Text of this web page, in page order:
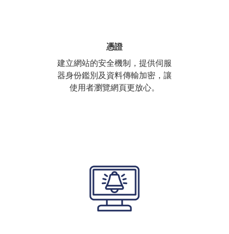
憑證
建立網站的安全機制，提供伺服
器身份鑑別及資料傳輸加密，讓
使用者瀏覽網頁更放心。